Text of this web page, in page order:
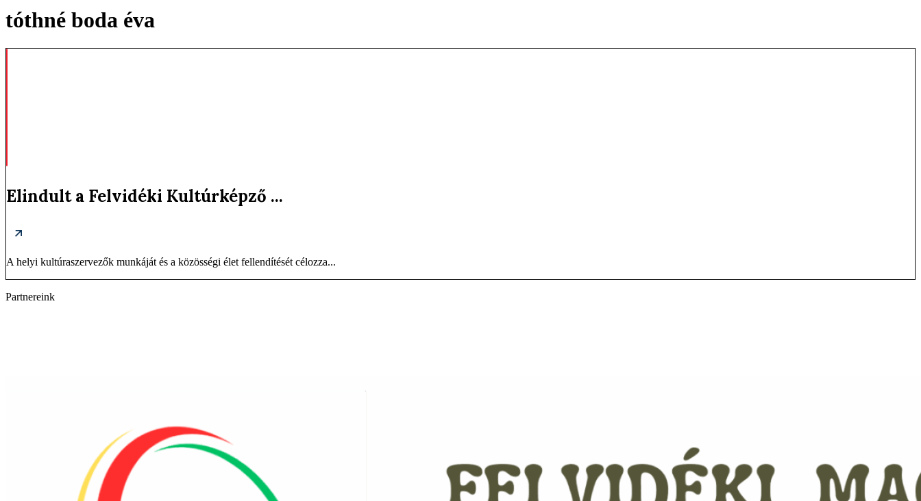
tóthné boda éva
Elindult a Felvidéki Kultúrképző ...
A helyi kultúraszervezők munkáját és a közösségi élet fellendítését célozza...
Partnereink